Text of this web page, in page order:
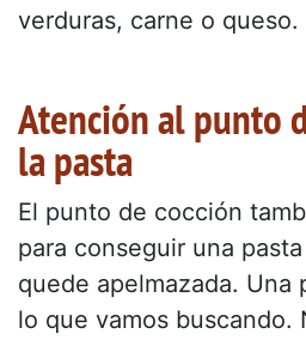
verduras, carne o queso.
Atención al punto
la pasta
El punto de cocción
para conseguir una
quede apelmazada. Una
lo que vamos buscando.